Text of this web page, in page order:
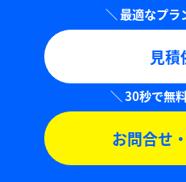
見積
お問合せ